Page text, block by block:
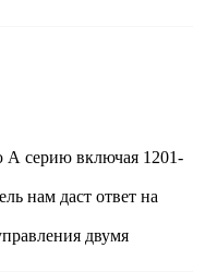
А серию включая 1201-
нам даст ответ на
двумя